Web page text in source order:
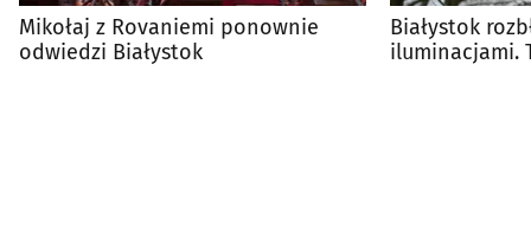
Mikołaj z Rovaniemi ponownie
odwiedzi Białystok
Białystok
iluminacjami.